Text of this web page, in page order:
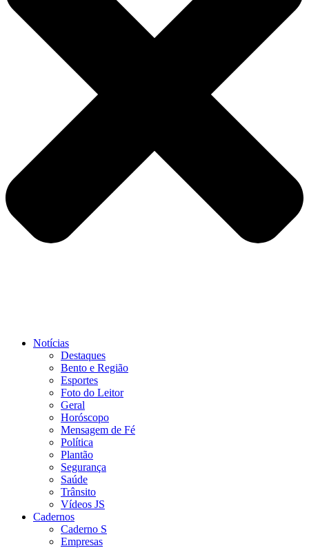
Notícias
Destaques
Bento e Região
Esportes
Foto do Leitor
Geral
Horóscopo
Mensagem de Fé
Política
Plantão
Segurança
Saúde
Trânsito
Vídeos JS
Cadernos
Caderno S
Empresas